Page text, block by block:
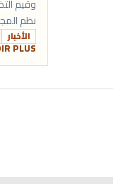
وقيم
نظم
بهولندا
الأخبار
PLUS